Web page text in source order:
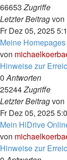
66653Zugriffe
Letzter Beitragvon
Fr Dez 05, 2025
Meine
von
Hinweise zur
0Antworten
25244Zugriffe
Letzter Beitragvon
Fr Dez 05, 2025
Mein HiDrive
von
Hinweise zur